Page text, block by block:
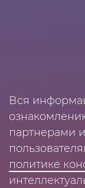
Вся
партнерами
политике